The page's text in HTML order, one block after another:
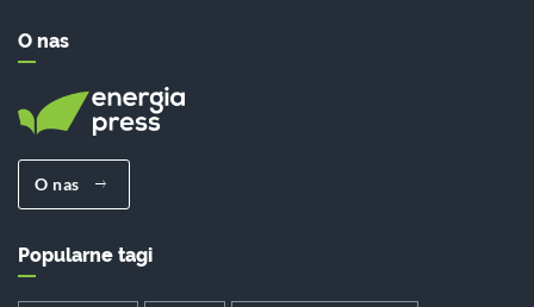
O nas
O nas
Popularne tagi